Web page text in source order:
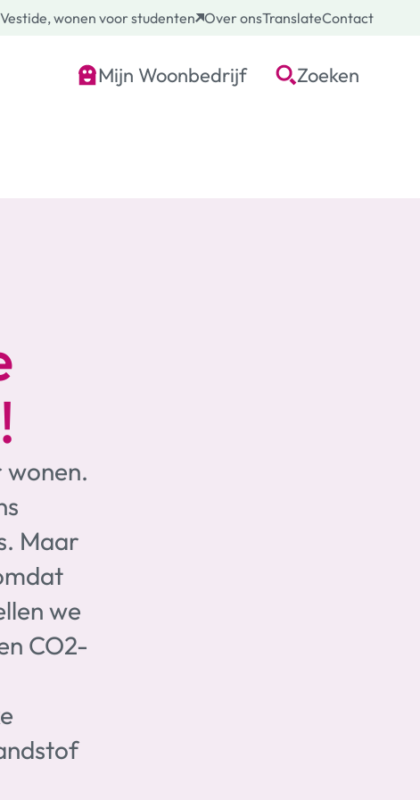
Vestide, wonen voor studenten Over onsTranslateContact
Mijn Woonbedrijf Zoeken
wonen.
Maar
we
CO2-